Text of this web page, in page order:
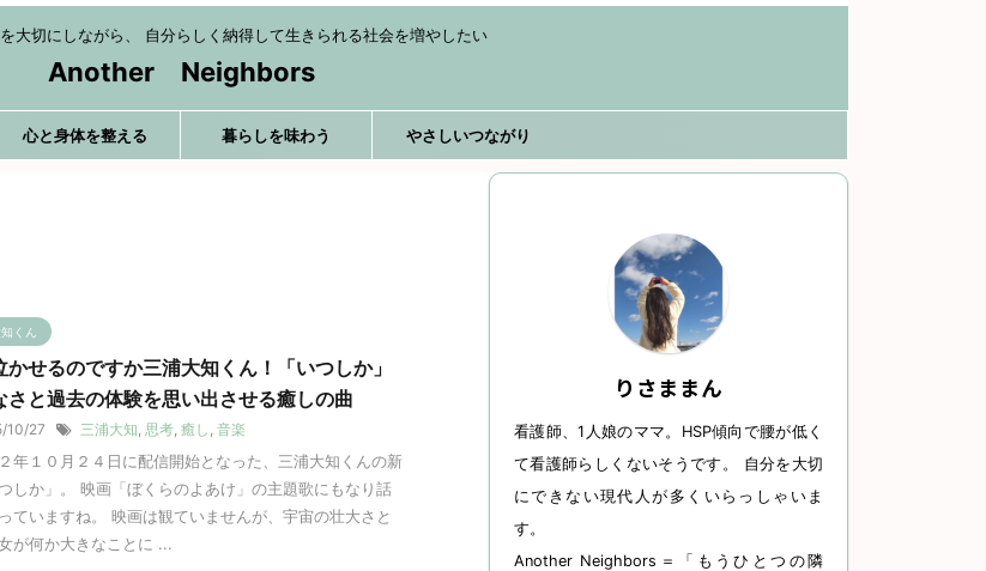
大切にしながら、 自分らしく納得して生きられる社会を増やしたい
Another Neighbors
心と身体を整える 暮らしを味わう やさしいつながり
くん
かせるのですか三浦大知くん！「いつしか」
さと過去の体験を思い出させる癒しの曲
10/27 三浦大知, 思考, 癒し , 音楽
年１０月２４日に配信開始となった、三浦大知くんの新
しか」。 映画「ぼくらのよあけ」の主題歌にもなり話
ていますね。 映画は観ていませんが、宇宙の壮大さと
が何か大きなことに ...
りさままん
看護師、1人娘のママ。HSP傾向で腰が低く
て看護師らしくないそうです。 自分を大切
にできない現代人が多くいらっしゃいま
す。
Another Neighbors＝「もうひとつの隣